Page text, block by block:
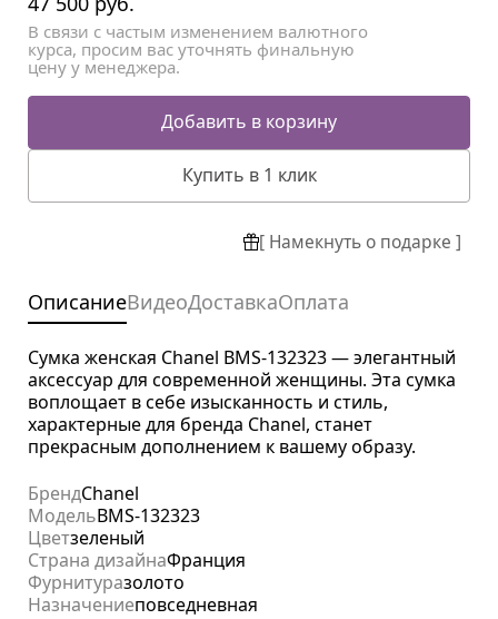
В связи с частым изменением валютного
курса, просим вас уточнять финальную
цену у менеджера.
Добавить в корзину
Купить в 1 клик
[ Намекнуть о подарке ]
ОписаниеВидеоДоставкаОплата
Сумка женская Chanel BMS-132323 — элегантный
аксессуар для современной женщины. Эта сумка
воплощает в себе изысканность и стиль,
характерные для бренда Chanel, станет
прекрасным дополнением к вашему образу.
БрендChanel
МодельBMS-132323
Цветзеленый
Страна дизайнаФранция
Фурнитуразолото
Назначениеповседневная